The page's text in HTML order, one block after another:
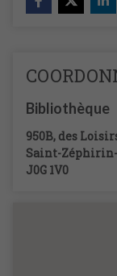
Bibliothèque
950B, des
Saint-
J0G 1V0